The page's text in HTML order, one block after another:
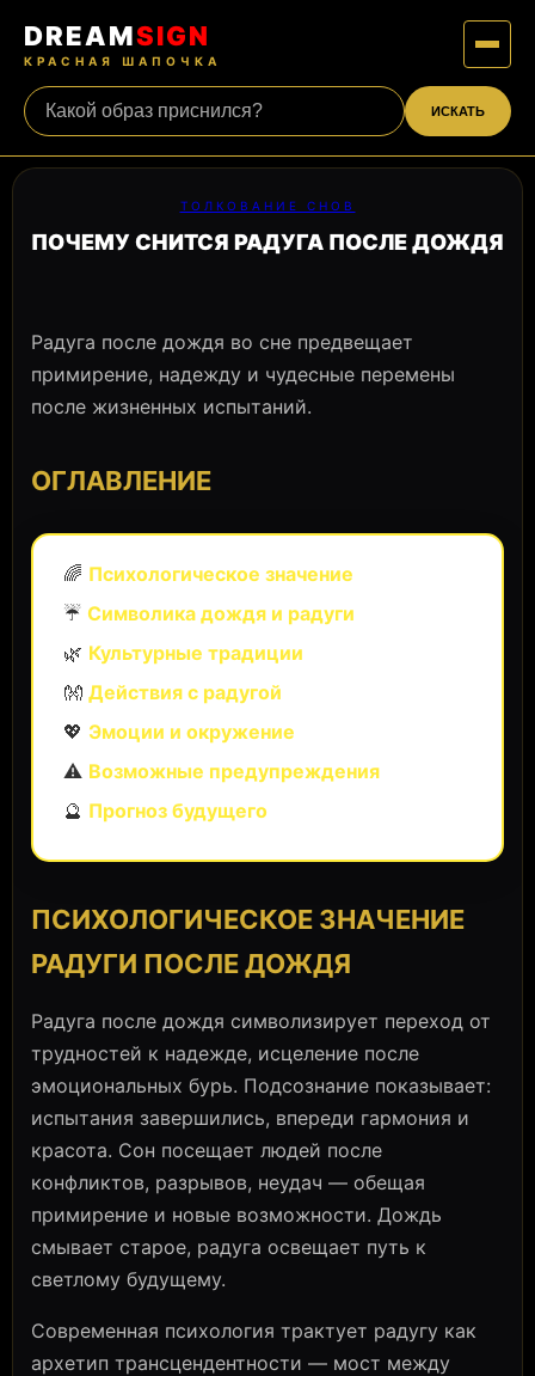
DREAMSIGN
КРАСНАЯ ШАПОЧКА
ИСКАТЬ
ТОЛКОВАНИЕ СНОВ
ПОЧЕМУ СНИТСЯ РАДУГА ПОСЛЕ ДОЖДЯ
Радуга после дождя во сне предвещает
примирение, надежду и чудесные перемены
после жизненных испытаний.
ОГЛАВЛЕНИЕ
🌈 Психологическое значение
☔ Символика дождя и радуги
🌿 Культурные традиции
👐 Действия с радугой
💖 Эмоции и окружение
⚠️ Возможные предупреждения
🔮 Прогноз будущего
ПСИХОЛОГИЧЕСКОЕ ЗНАЧЕНИЕ
РАДУГИ ПОСЛЕ ДОЖДЯ
Радуга после дождя символизирует переход от
трудностей к надежде, исцеление после
эмоциональных бурь. Подсознание показывает:
испытания завершились, впереди гармония и
красота. Сон посещает людей после
конфликтов, разрывов, неудач — обещая
примирение и новые возможности. Дождь
смывает старое, радуга освещает путь к
светлому будущему.
Современная психология трактует радугу как
архетип трансцендентности — мост между